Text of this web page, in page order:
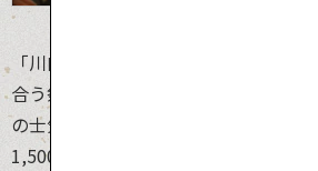
「川内大綱引き」は、長さ365m、重
合う祭り。その歴史は古く、1600年
の士気を高めるために始まったとも
1,500人の市民が、330本の縄から大